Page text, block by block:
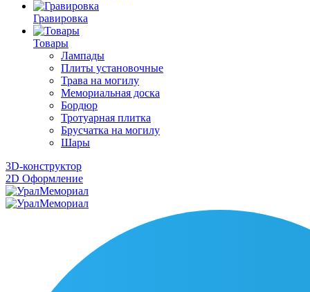
Гравировка
Товары
Лампады
Плиты установочные
Трава на могилу
Мемориальная доска
Бордюр
Тротуарная плитка
Брусчатка на могилу
Шары
3D-конструктор
2D Оформление